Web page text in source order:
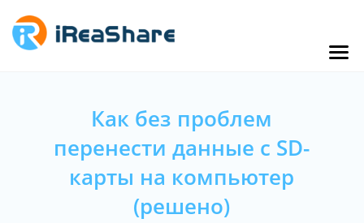
Как без проблем
перенести данные с SD-
карты на компьютер
(решено)